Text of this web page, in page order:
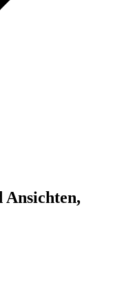
Ansichten,